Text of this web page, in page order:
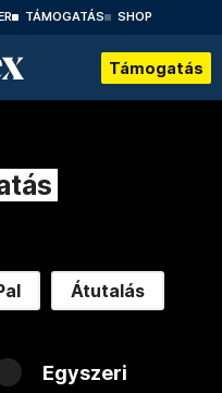
TÁMOGATÁS SHOP
Támogatás
Átutalás
Egyszeri